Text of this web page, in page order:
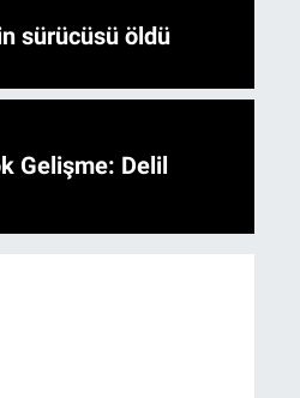
sürücüsü öldü
Gelişme: Delil